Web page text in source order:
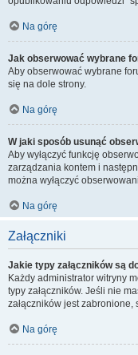
Na górę
Jak obserwować wybrane
Aby obserwować wybrane
się na dole strony.
Na górę
W jaki sposób usunąć
Aby wyłączyć funkcję
zarządzania kontem i
można wyłączyć
Na górę
Załączniki
Jakie typy załączników są
Każdy administrator witryny
typy załączników. Jeśli nie
załączników jest
Na górę